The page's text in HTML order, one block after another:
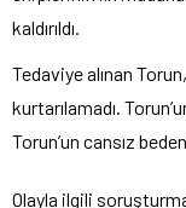
kaldırıldı.
Tedaviye alınan
kurtarılamadı.
Torun’un cansız
Olayla ilgili